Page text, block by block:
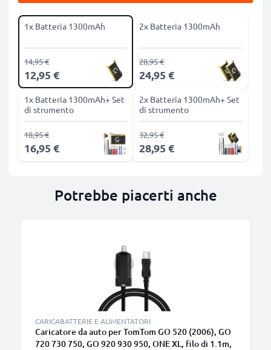
1x Batteria 1300mAh
12,95 €
14,95 €
2x Batteria 1300mAh
24,95 €
28,95 €
1x Batteria 1300mAh+ Set
di strumento
16,95 €
18,95 €
2x Batteria 1300mAh+ Set
di strumento
28,95 €
32,95 €
Potrebbe piacerti anche
CARICABATTERIE E ALIMENTATORI
Caricatore da auto per TomTom GO 520 (2006), GO
720 730 750, GO 920 930 950, ONE XL, filo di 1.1m,